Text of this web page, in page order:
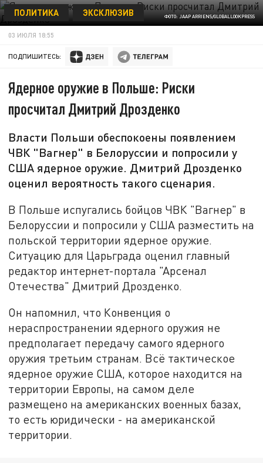
ФОТО: JAAP ARRIENS/GLOBALLOOKPRESS
ПОЛИТИКА ЭКСКЛЮЗИВ
03 ИЮЛЯ 18:55
ПОДПИШИТЕСЬ:
Ядерное оружие в Польше: Риски
просчитал Дмитрий Дрозденко
Власти Польши обеспокоены появлением
ЧВК "Вагнер" в Белоруссии и попросили у
США ядерное оружие. Дмитрий Дрозденко
оценил вероятность такого сценария.
В Польше испугались бойцов ЧВК "Вагнер" в
Белоруссии и попросили у США разместить на
польской территории ядерное оружие.
Ситуацию для Царьграда оценил главный
редактор интернет-портала "Арсенал
Отечества" Дмитрий Дрозденко.
Он напомнил, что Конвенция о
нераспространении ядерного оружия не
предполагает передачу самого ядерного
оружия третьим странам. Всё тактическое
ядерное оружие США, которое находится на
территории Европы, на самом деле
размещено на американских военных базах,
то есть юридически - на американской
территории.